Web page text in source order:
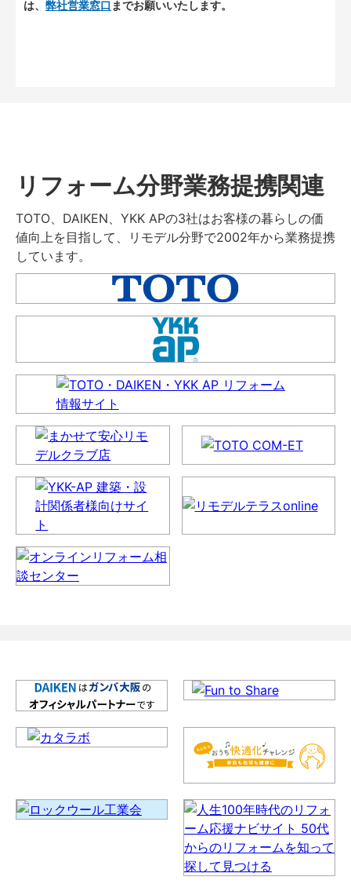
は、 弊社営業窓口 までお願いいたします。
リフォーム分野業務提携関連
TOTO、DAIKEN、YKK APの3社はお客様の暮らしの価
値向上を目指して、リモデル分野で2002年から業務提携
しています。